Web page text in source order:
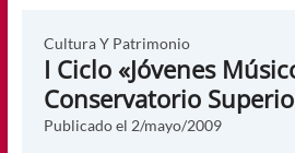
Cultura Y Patrimonio
I Ciclo «Jóvenes
Conservatorio
Publicado el 2/mayo/2009